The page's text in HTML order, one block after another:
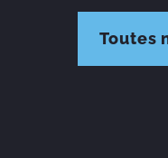
Toutes